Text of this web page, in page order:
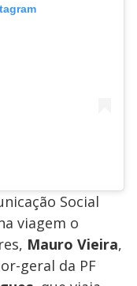
Social
viagem o
Mauro Vieira,
geral da PF